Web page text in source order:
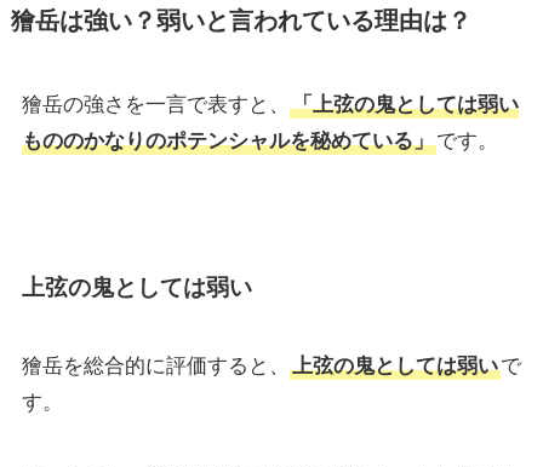
獪岳は強い？弱いと言われている理由は？
獪岳の強さを一言で表すと、
「上弦の鬼としては弱い
もののかなりのポテンシャルを秘めている」です。
上弦の鬼としては弱い
獪岳を総合的に評価すると、 上弦の鬼としては弱いで
す。